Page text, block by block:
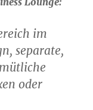
im
separate,
oder